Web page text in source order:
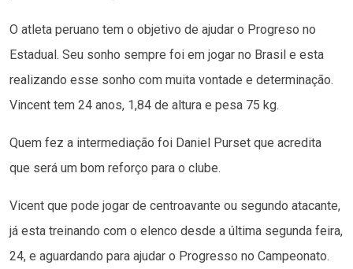
O atleta peruano tem o objetivo de ajudar o Progreso no
Estadual. Seu sonho sempre foi em jogar no Brasil e esta
realizando esse sonho com muita vontade e determinação.
Vincent tem 24 anos, 1,84 de altura e pesa 75 kg.
Quem fez a intermediação foi Daniel Purset que acredita
que será um bom reforço para o clube.
Vicent que pode jogar de centroavante ou segundo atacante,
já esta treinando com o elenco desde a última segunda feira,
24, e aguardando para ajudar o Progresso no Campeonato.